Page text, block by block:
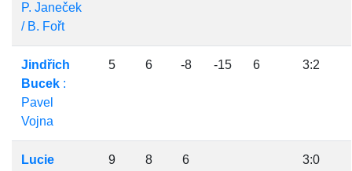
P. Janeček
/ B. Fořt
Jindřich
Bucek :
Pavel
Vojna
5 6 -8 -15 6 3:2
Lucie
9 8 6 3:0